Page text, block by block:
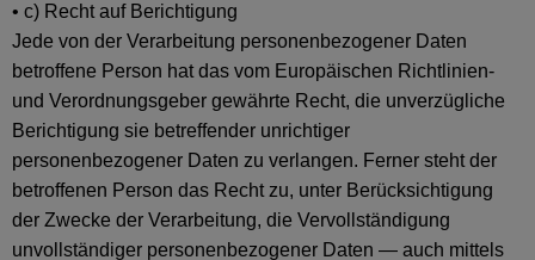
• c) Recht auf Berichtigung
Jede von der Verarbeitung personenbezogener Daten
betroffene Person hat das vom Europäischen Richtlinien-
und Verordnungsgeber gewährte Recht, die unverzügliche
Berichtigung sie betreffender unrichtiger
personenbezogener Daten zu verlangen. Ferner steht der
betroffenen Person das Recht zu, unter Berücksichtigung
der Zwecke der Verarbeitung, die Vervollständigung
unvollständiger personenbezogener Daten — auch mittels